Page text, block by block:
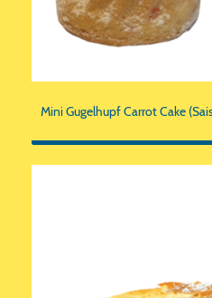
Mini Gugelhupf Carrot Cake